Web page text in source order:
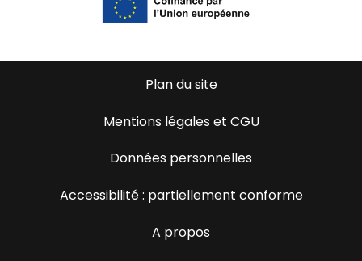
Plan du site
Mentions légales et CGU
Données personnelles
Accessibilité : partiellement conforme
A propos